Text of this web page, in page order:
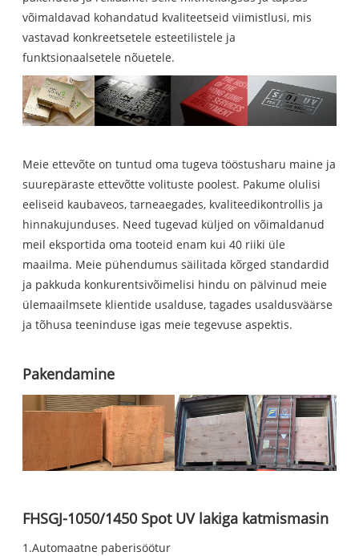
võimaldavad kohandatud kvaliteetseid viimistlusi, mis
vastavad konkreetsetele esteetilistele ja
funktsionaalsetele nõuetele.
Meie ettevõte on tuntud oma tugeva tööstusharu maine ja
suurepäraste ettevõtte volituste poolest. Pakume olulisi
eeliseid kaubaveos, tarneaegades, kvaliteedikontrollis ja
hinnakujunduses. Need tugevad küljed on võimaldanud
meil eksportida oma tooteid enam kui 40 riiki üle
maailma. Meie pühendumus säilitada kõrged standardid
ja pakkuda konkurentsivõimelisi hindu on pälvinud meie
ülemaailmsete klientide usalduse, tagades usaldusväärse
ja tõhusa teeninduse igas meie tegevuse aspektis.
Pakendamine
FHSGJ-1050/1450 Spot UV lakiga katmismasin
1.Automaatne paberisöötur